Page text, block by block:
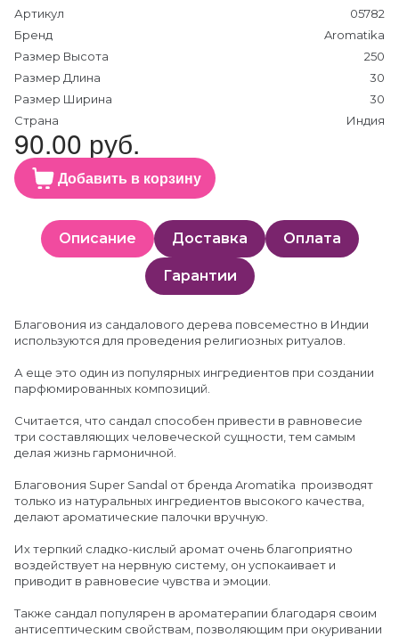
Артикул
05782
Бренд
Aromatika
Размер Высота
250
Размер Длина
30
Размер Ширина
30
Страна
Индия
90.00 руб.
Добавить в корзину
Описание Доставка Оплата
Гарантии
Благовония из сандалового дерева повсеместно в Индии
используются для проведения религиозных ритуалов.
А еще это один из популярных ингредиентов при создании
парфюмированных композиций.
Считается, что сандал способен привести в равновесие
три составляющих человеческой сущности, тем самым
делая жизнь гармоничной.
Благовония Super Sandal от бренда Aromatika производят
только из натуральных ингредиентов высокого качества,
делают ароматические палочки вручную.
Их терпкий сладко-кислый аромат очень благоприятно
воздействует на нервную систему, он успокаивает и
приводит в равновесие чувства и эмоции.
Также сандал популярен в ароматерапии благодаря своим
антисептическим свойствам, позволяющим при окуривании